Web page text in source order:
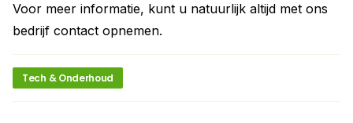
Voor meer informatie, kunt u natuurlijk altijd met ons
bedrijf contact opnemen.
Tech & Onderhoud